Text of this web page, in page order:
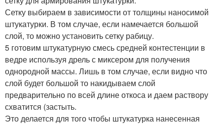
Сетку выбираем в зависимости от толщины наносимой
штукатурки. В том случае, если намечается большой
слой, то можно установить сетку рабицу.
5 готовим штукатурную смесь средней контестенции в
ведре используя дрель с миксером для получения
однородной массы. Лишь в том случае, если видно что
слой будет большой то накидываем слой
предварительно по всей длине откоса и даем раствору
схватится (застыть.
Это делается для того чтобы штукатурка нанесенная